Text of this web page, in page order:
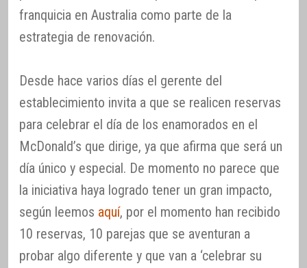
franquicia en Australia como parte de la
estrategia de renovación.
Desde hace varios días el gerente del
establecimiento invita a que se realicen reservas
para celebrar el día de los enamorados en el
McDonald’s que dirige, ya que afirma que será un
día único y especial. De momento no parece que
la iniciativa haya logrado tener un gran impacto,
según leemos aquí, por el momento han recibido
10 reservas, 10 parejas que se aventuran a
probar algo diferente y que van a ‘celebrar su